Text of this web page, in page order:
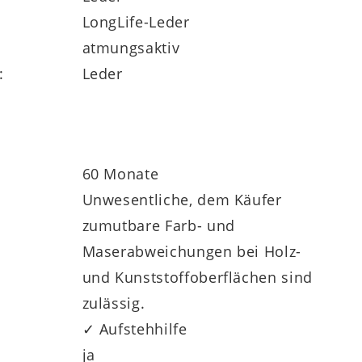
sowie der fünf Fußvarianten
gegen Mehrpreis eine Aufstehhilfe und
fünfjährige Herstellergarantie.
LongLife-Leder
atmungsaktiv
Leder
60 Monate
Unwesentliche, dem Käufer
zumutbare Farb- und
Maserabweichungen bei Holz-
und Kunststoffoberflächen sind
zulässig.
✓ Aufstehhilfe
ja